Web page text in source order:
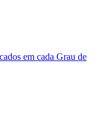
em cada Grau de